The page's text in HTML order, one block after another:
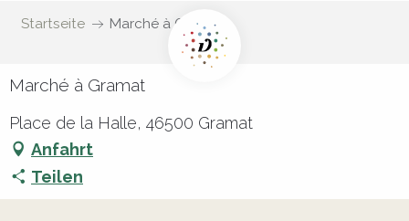
Startseite Marché à Gramat
Marché à Gramat
Place de la Halle, 46500 Gramat
Anfahrt
Teilen